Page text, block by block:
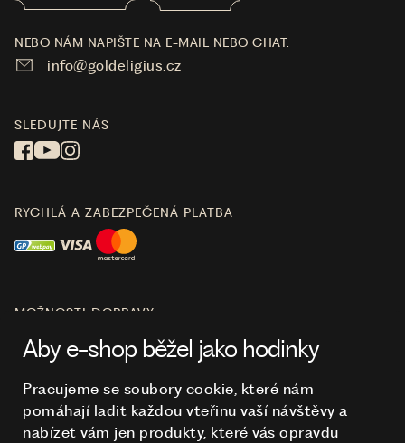
O NÁKUPU
NEBO NÁM NAPIŠTE NA E-MAIL NEBO CHAT.
info@goldeligius.cz
SLEDUJTE NÁS
RYCHLÁ A ZABEZPEČENÁ PLATBA
MOŽNOSTI DOPRAVY
Aby e-shop běžel jako hodinky
Pracujeme se soubory cookie, které nám
pomáhají ladit každou vteřinu vaší návštěvy a
nabízet vám jen produkty, které vás opravdu